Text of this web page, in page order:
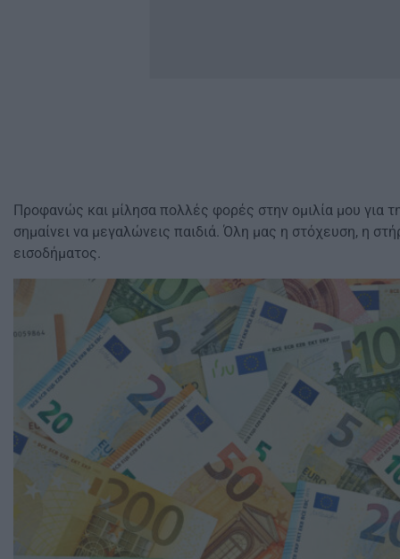
Προφανώς και μίλησα πολλές φορές στην ομιλία μου για
σημαίνει να μεγαλώνεις παιδιά. Όλη μας η στόχευση, η
εισοδήματος.